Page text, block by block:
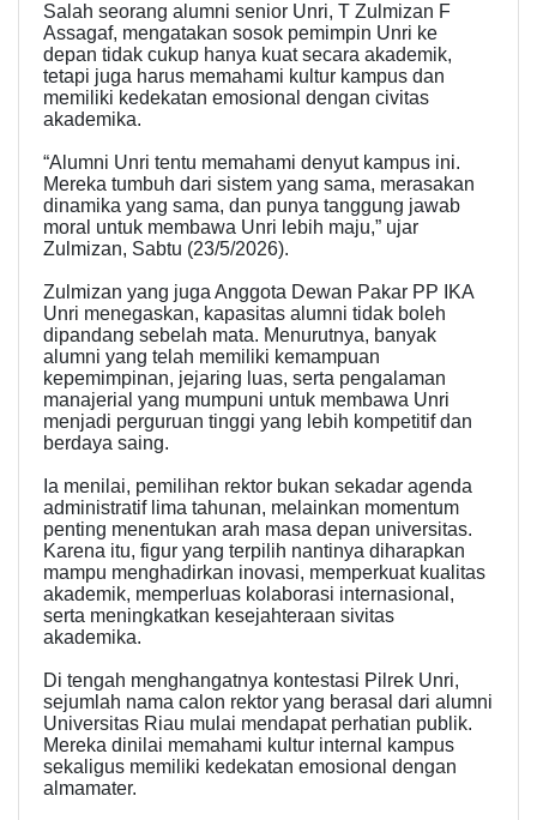
Salah seorang alumni senior Unri, T Zulmizan F
Assagaf, mengatakan sosok pemimpin Unri ke
depan tidak cukup hanya kuat secara akademik,
tetapi juga harus memahami kultur kampus dan
memiliki kedekatan emosional dengan civitas
akademika.
“Alumni Unri tentu memahami denyut kampus ini.
Mereka tumbuh dari sistem yang sama, merasakan
dinamika yang sama, dan punya tanggung jawab
moral untuk membawa Unri lebih maju,” ujar
Zulmizan, Sabtu (23/5/2026).
Zulmizan yang juga Anggota Dewan Pakar PP IKA
Unri menegaskan, kapasitas alumni tidak boleh
dipandang sebelah mata. Menurutnya, banyak
alumni yang telah memiliki kemampuan
kepemimpinan, jejaring luas, serta pengalaman
manajerial yang mumpuni untuk membawa Unri
menjadi perguruan tinggi yang lebih kompetitif dan
berdaya saing.
Ia menilai, pemilihan rektor bukan sekadar agenda
administratif lima tahunan, melainkan momentum
penting menentukan arah masa depan universitas.
Karena itu, figur yang terpilih nantinya diharapkan
mampu menghadirkan inovasi, memperkuat kualitas
akademik, memperluas kolaborasi internasional,
serta meningkatkan kesejahteraan sivitas
akademika.
Di tengah menghangatnya kontestasi Pilrek Unri,
sejumlah nama calon rektor yang berasal dari alumni
Universitas Riau mulai mendapat perhatian publik.
Mereka dinilai memahami kultur internal kampus
sekaligus memiliki kedekatan emosional dengan
almamater.